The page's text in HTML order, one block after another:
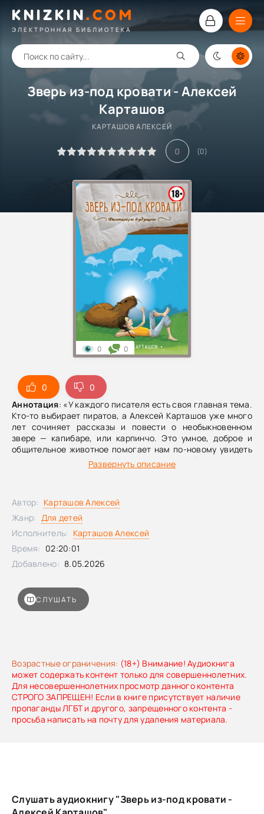
KNIZKIN.COM
ЭЛЕКТРОННАЯ БИБЛИОТЕКА
Зверь из-под кровати - Алексей
Карташов
КАРТАШОВ АЛЕКСЕЙ
0 (0)
0
0
Аннотация: «У каждого писателя есть своя главная тема.
Кто-то выбирает пиратов, а Алексей Карташов уже много
лет сочиняет рассказы и повести о необыкновенном
звере — капибаре, или карпинчо. Это умное, доброе и
общительное животное помогает нам по-новому увидеть
мир и понять, как человек с ним взаимодействует.Книги
Алексея Карташова читаются на одном дыхании,
Драгунский)
Развернуть описание
Возрастные ограничения: (18+) Внимание! Аудиокнига
может содержать контент только для совершеннолетних.
Для несовершеннолетних просмотр данного контента
СТРОГО ЗАПРЕЩЕН! Если в книге присутствует наличие
пропаганды ЛГБТ и другого, запрещенного контента -
просьба написать на почту для удаления материала.
0 0
СЛУШАТЬ
Автор: Карташов Алексей
Жанр: Для детей
Исполнитель: Карташов Алексей
Время: 02:20:01
Добавлено: 8.05.2026
Слушать аудиокнигу "Зверь из-под кровати -